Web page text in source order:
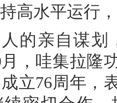
高水平运行
的亲自谋划
，哇集拉隆
立76周年，